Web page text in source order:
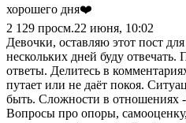
хорошего дня❤️
2 129 просм.22 июня, 10:02
Девочки, оставляю этот пост
нескольких дней буду
ответы. Делитесь в
путает или не даёт покоя.
быть. Сложности в отношениях
Вопросы про опоры,